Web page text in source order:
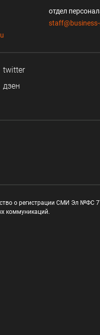
отдел
twitter
дзен
о регистрации СМИ Эл №ФС
коммуникаций.